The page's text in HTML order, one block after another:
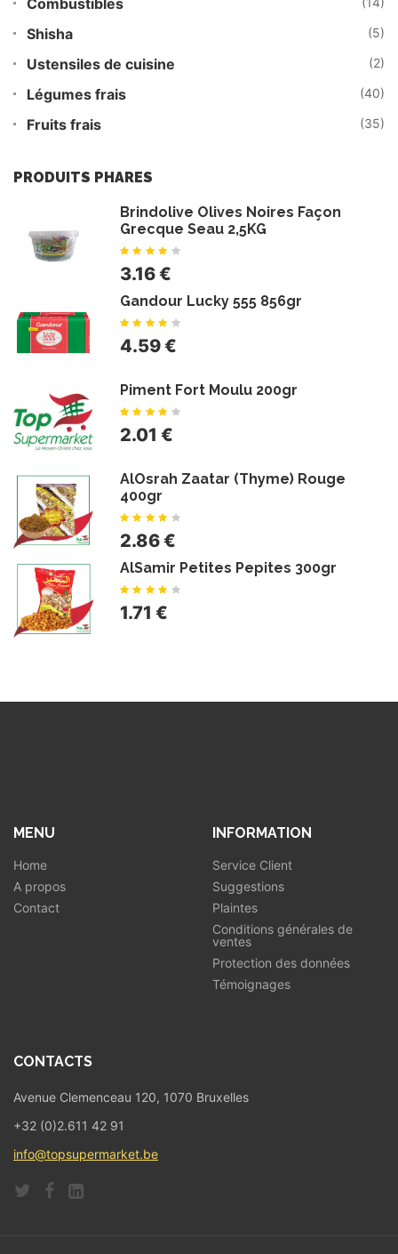
Combustibles
Shisha (5)
Ustensiles de cuisine (2)
Légumes frais (40)
Fruits frais (35)
PRODUITS PHARES
Brindolive Olives Noires Façon
Grecque Seau 2,5KG
3.16 €
Gandour Lucky 555 856gr
4.59 €
Piment Fort Moulu 200gr
2.01 €
AlOsrah Zaatar (Thyme) Rouge
400gr
2.86 €
AlSamir Petites Pepites 300gr
1.71 €
MENU
Home
A propos
Contact
INFORMATION
Service Client
Suggestions
Plaintes
Conditions générales de
ventes
Protection des données
Témoignages
CONTACTS
Avenue Clemenceau 120, 1070 Bruxelles
+32 (0)2.611 42 91
info@topsupermarket.be